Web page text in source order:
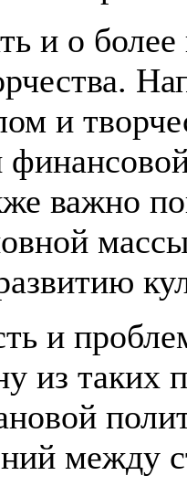
и о
и
важно
и
из таких
между